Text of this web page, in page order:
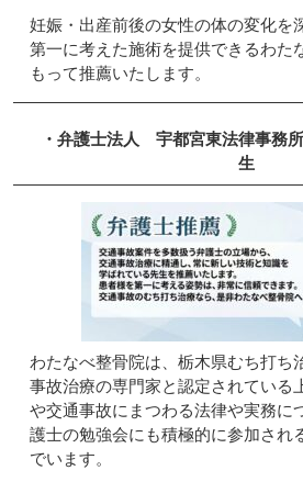
妊娠・出産前後の女性の体の変化を
第一に考えた施術を提供できるわた
もって推薦いたします。
・ 弁護士法人 宇都宮東法律事務
生
わたなべ整骨院は、栃木県むち打ち
事故治療の専門家と認定されている
や交通事故にまつわる法律や実務に
護士の勉強会にも積極的に参加され
でいます。